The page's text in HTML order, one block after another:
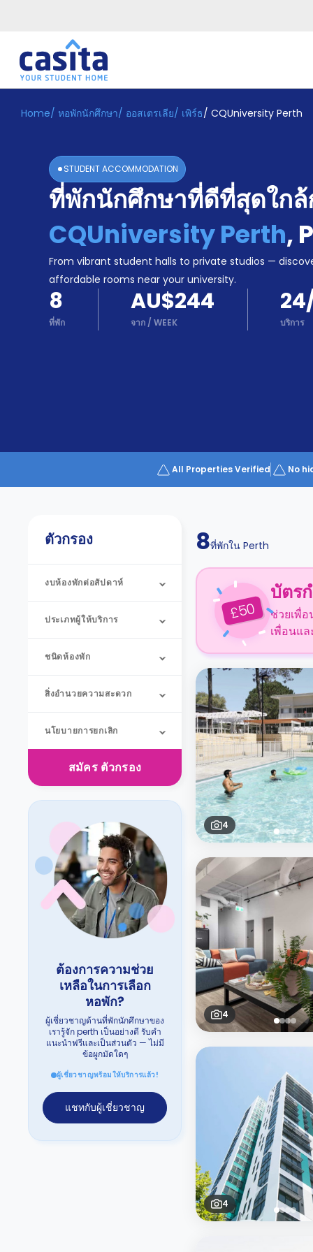
Home TH AUD
ระบบ
Booking
Accommodation
Become
Partner
Home/ หอพักนักศึกษา/ ออสเตรเลีย/ เพิร์ธ/ CQUniversity Perth
STUDENT ACCOMMODATION
ที่พักนักศึกษาที่ดีที่สุดใก
CQUniversity Perth,
From vibrant student halls to private studios —
affordable rooms near your university.
8
ที่พัก
AU$244
จาก /WEEK บริการ
All Properties Verified No
ตัวกรอง
งบห้องพักต่อสัปดาห์
ประเภทผู้ให้บริการ
ชนิดห้องพัก
สิ่งอำนวยความสะดวก
นโยบายการยกเลิก
สมัคร ตัวกรอง
ต้องการความช่วย
เหลือในการเลือก
หอพัก?
ผู้เชี่ยวชาญด้านที่พักนักศึกษาของ
เรารู้จัก perth เป็นอย่างดี รับคำ
แนะนำฟรีและเป็นส่วนตัว — ไม่มี
ข้อผูกมัดใดๆ
ผู้เชี่ยวชาญพร้อมให้บริการแล้ว!
แชทกับผู้เชี่ยวชาญ
8ที่พักใน Perth
£50
บัตร
ช่วยเพื่
เพื่อนแ
4
4
4